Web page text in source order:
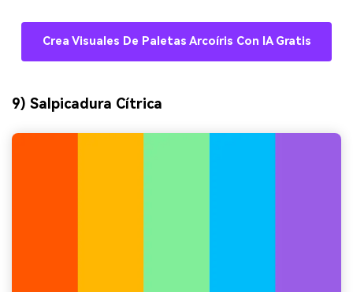
Crea Visuales De Paletas Arcoíris Con IA Gratis
9) Salpicadura Cítrica